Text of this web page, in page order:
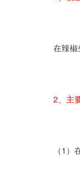
在辣
2、主
（1